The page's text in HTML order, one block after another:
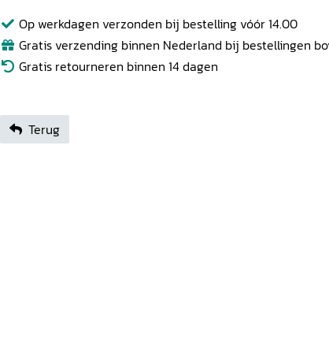
Op werkdagen verzonden bij bestelling vóór 14.00
Gratis verzending binnen Nederland bij bestellingen
Gratis retourneren binnen 14 dagen
Terug